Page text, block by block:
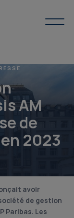
AM
de
2023
avoir
de gestion
Paribas. Les